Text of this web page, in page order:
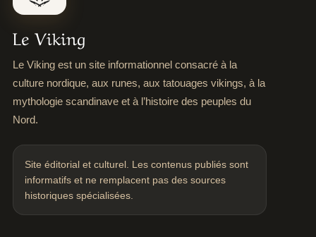
Le Viking
Le Viking est un site informationnel consacré à la
culture nordique, aux runes, aux tatouages vikings, à la
mythologie scandinave et à l’histoire des peuples du
Nord.
Site éditorial et culturel. Les contenus publiés sont
informatifs et ne remplacent pas des sources
historiques spécialisées.